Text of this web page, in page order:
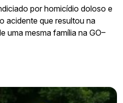
por homicídio doloso e
acidente que resultou na
uma mesma família na GO–